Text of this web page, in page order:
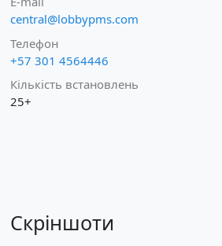
central@lobbypms.com
Телефон
+57 301 4564446
Кількість встановлень
25+
Скріншоти